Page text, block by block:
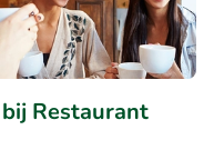
Restaurant